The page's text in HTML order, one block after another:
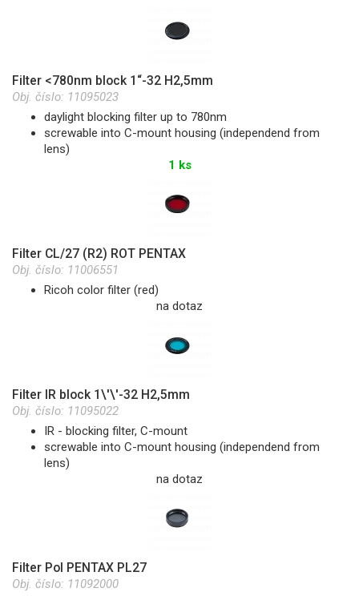
Filter <780nm block 1“-32 H2,5mm
Obj. číslo: 11095023
daylight blocking filter up to 780nm
screwable into C-mount housing (independend from
lens)
1 ks
Filter CL/27 (R2) ROT PENTAX
Obj. číslo: 11006551
Ricoh color filter (red)
na dotaz
Filter IR block 1\'\'-32 H2,5mm
Obj. číslo: 11095022
IR - blocking filter, C-mount
screwable into C-mount housing (independend from
lens)
na dotaz
Filter Pol PENTAX PL27
Obj. číslo: 11092000